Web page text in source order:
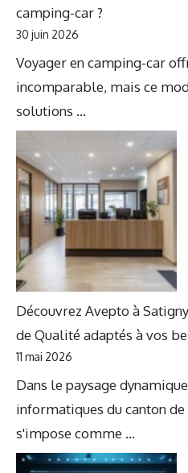
camping-car ?
30 juin 2026
Voyager en camping-car
incomparable, mais ce
solutions ...
Découvrez Avepto à
de Qualité adaptés à vos
11 mai 2026
Dans le paysage
informatiques du canton
s'impose comme ...